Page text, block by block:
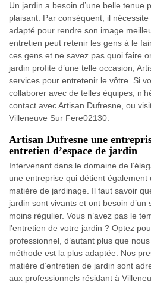
Un jardin a besoin d’une belle tenue
plaisant. Par conséquent, il nécessite
adapté pour rendre son image
entretien peut retenir les gens à le
ces gens et ne savez pas quoi faire
jardin profite d’une telle occasion,
services pour entretenir le vôtre. Si
collaborer avec de telles équipes,
contact avec Artisan Dufresne, ou
Villeneuve Sur Fere02130.
Artisan Dufresne une
entretien d’espace de jardin
Intervenant dans le domaine de
une entreprise qui détient
matière de jardinage. Il faut savoir
jardin sont vivants et ont besoin d’un
moins régulier. Vous n’avez pas le
l’entretien de votre jardin ? Optez
professionnel, d’autant plus que
méthode est la plus adaptée. Nos
matière d’entretien de jardin sont
aux professionnels résidant à